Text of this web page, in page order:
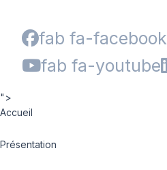
fab fa-facebook
fab fa-youtube
">
Accueil
Présentation